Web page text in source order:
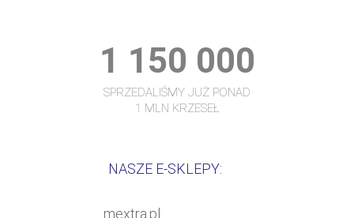
1 150 000
SPRZEDALIŚMY JUŻ PONAD
1 MLN KRZESEŁ
NASZE E-SKLEPY:
mextra.pl